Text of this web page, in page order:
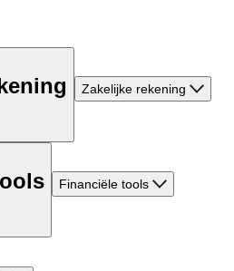
Zakelijke rekening
Financiële tools